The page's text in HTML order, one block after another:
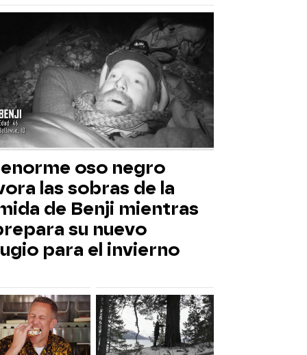
oso negro
las sobras de la
de Benji mientras
su nuevo
para el invierno